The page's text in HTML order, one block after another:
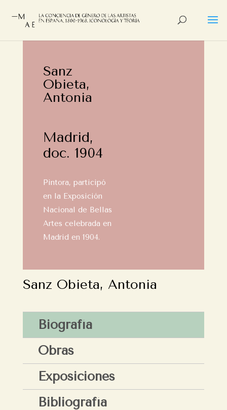
Sanz
Obieta,
Antonia
Madrid,
doc. 1904
Pintora, participó
en la Exposición
Nacional de Bellas
Artes celebrada en
Madrid en 1904.
Sanz Obieta, Antonia
Biografía
Obras
Exposiciones
Bibliografía